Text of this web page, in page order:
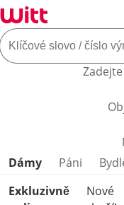
Přeskočit kategorie
Dámy Páni
Exkluzivně
Nové